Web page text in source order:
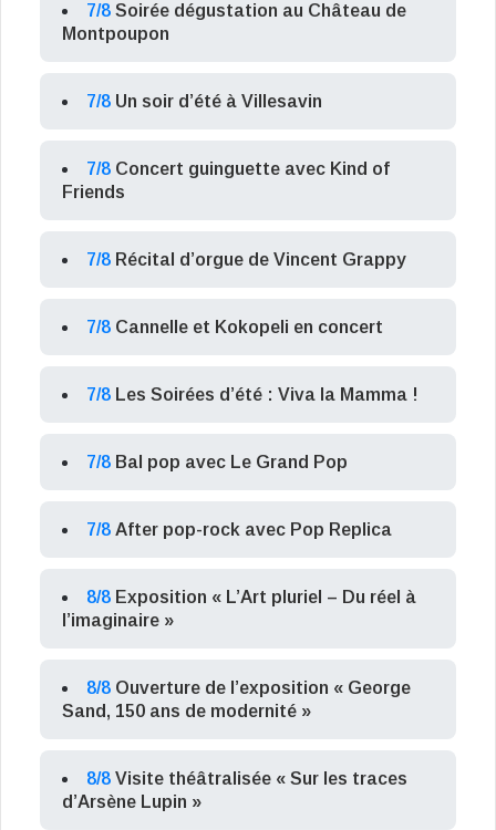
7/8 Soirée dégustation au Château de
Montpoupon
7/8 Un soir d’été à Villesavin
7/8 Concert guinguette avec Kind of
Friends
7/8 Récital d’orgue de Vincent Grappy
7/8 Cannelle et Kokopeli en concert
7/8 Les Soirées d’été : Viva la Mamma !
7/8 Bal pop avec Le Grand Pop
7/8 After pop-rock avec Pop Replica
8/8 Exposition « L’Art pluriel – Du réel à
l’imaginaire »
8/8 Ouverture de l’exposition « George
Sand, 150 ans de modernité »
8/8 Visite théâtralisée « Sur les traces
d’Arsène Lupin »